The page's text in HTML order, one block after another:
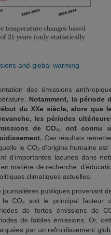
and-global-warming-
des émissions
Notamment, la période
du XXe siècle, alors que
les périodes
de CO₂, ont connu
Ces résultats
le CO₂ d’origine humaine est
d’importantes lacunes dans
matière de recherche,
climatiques actuelles.
publiques provenant
le CO₂ soit le principal facteur
de fortes émissions de
de faibles émissions. Or,
par un refroidissement